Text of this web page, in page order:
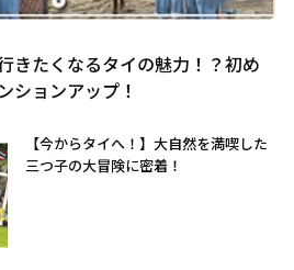
きたくなるタイの魅力！？初め
ションアップ！
【今からタイへ！】大自然を満喫した
三つ子の大冒険に密着！